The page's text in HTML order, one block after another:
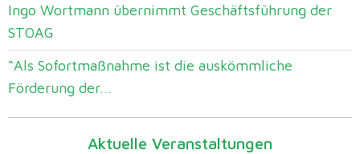
Ingo Wortmann übernimmt Geschäftsführung der
STOAG
“Als Sofortmaßnahme ist die auskömmliche
Förderung der...
Aktuelle Veranstaltungen